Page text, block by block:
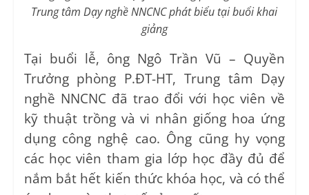
Trung tâm Dạy nghề NNCNCphát biểu tại buổi khai
giảng
Tại buổi lễ, ông Ngô Trần Vũ – Quyền
Trưởng phòng P.ĐT-HT, Trung tâm Dạy
nghề NNCNC đã trao đổi với học viên về
kỹ thuật trồng và vi nhân giống hoa ứng
dụng công nghệ cao. Ông cũng hy vọng
các học viên tham gia lớp học đầy đủ để
nắm bắt hết kiến thức khóa học, và có thể